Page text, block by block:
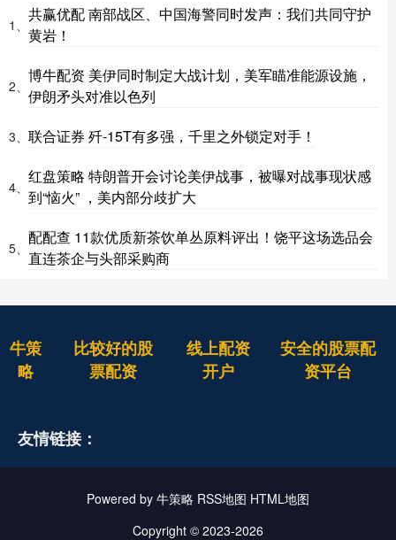
1、
共赢优配 南部战区、中国海警同时发声：我们共同守护
黄岩！
2、
博牛配资 美伊同时制定大战计划，美军瞄准能源设施，
伊朗矛头对准以色列
3、 联合证券 歼-15T有多强，千里之外锁定对手！
4、
红盘策略 特朗普开会讨论美伊战事，被曝对战事现状感
到“恼火” ，美内部分歧扩大
5、
配配查 11款优质新茶饮单丛原料评出！饶平这场选品会
直连茶企与头部采购商
牛策
略
比较好的股
票配资
线上配资
开户
安全的股票配
资平台
友情链接：
Powered by 牛策略 RSS地图 HTML地图
Copyright © 2023-2026